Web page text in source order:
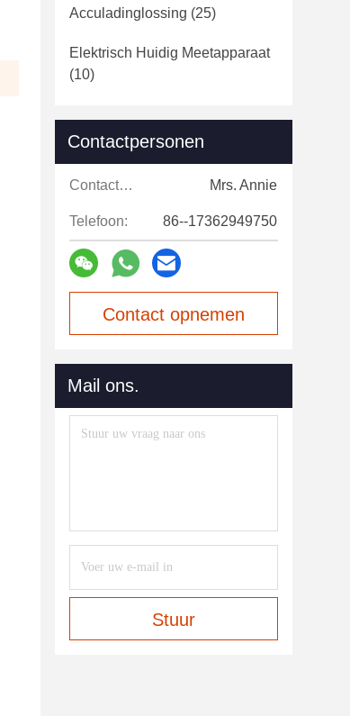
Acculadinglossing (25)
Elektrisch Huidig Meetapparaat
(10)
Contactpersonen
Contactpersonen: Mrs. Annie
Telefoon: 86--17362949750
Contact opnemen
Mail ons.
Stuur